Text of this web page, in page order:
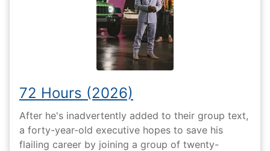
72 Hours (2026)
After he's inadvertently added to their group text,
a forty-year-old executive hopes to save his
flailing career by joining a group of twenty-